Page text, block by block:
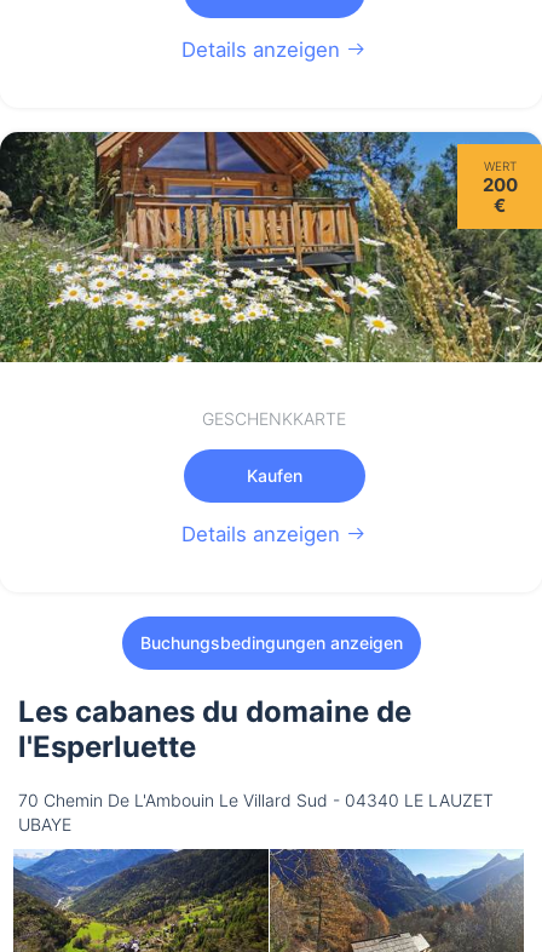
Details anzeigen
WERT
200
€
GESCHENKKARTE
Kaufen
Details anzeigen
Buchungsbedingungen anzeigen
Les cabanes du domaine de
l'Esperluette
70 Chemin De L'Ambouin Le Villard Sud - 04340 LE LAUZET
UBAYE